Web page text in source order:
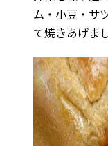
ム・小豆・サ
て焼きあげま